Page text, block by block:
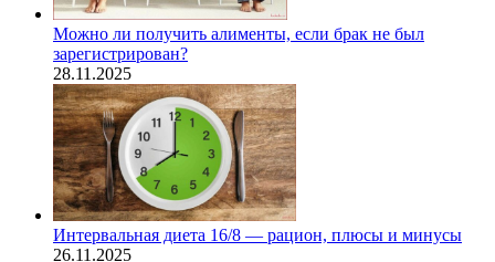
Можно ли получить алименты, если брак не был
зарегистрирован?
28.11.2025
Интервальная диета 16/8 — рацион, плюсы и минусы
26.11.2025